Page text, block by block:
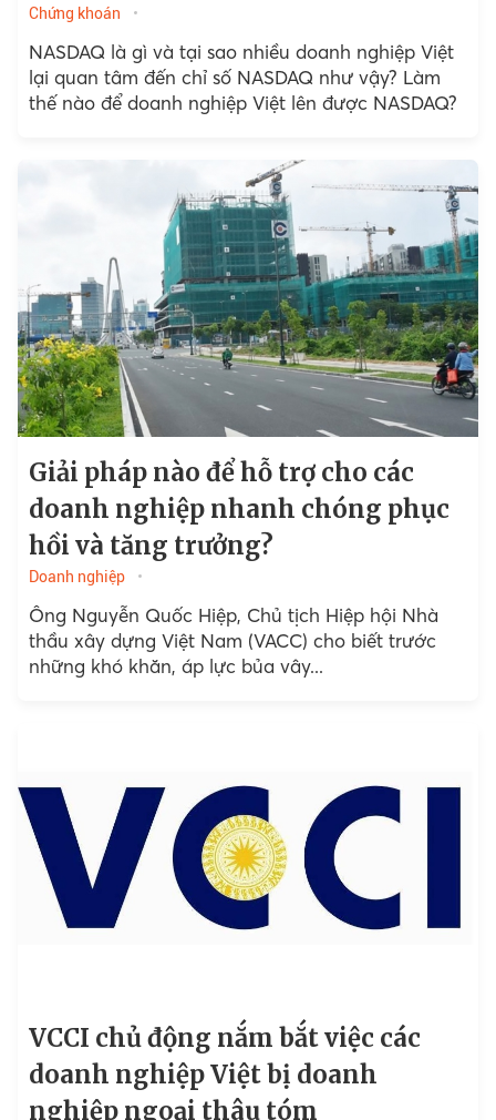
Chứng khoán
NASDAQ là gì và tại sao nhiều doanh nghiệp Việt
lại quan tâm đến chỉ số NASDAQ như vậy? Làm
thế nào để doanh nghiệp Việt lên được NASDAQ?
Giải pháp nào để hỗ trợ cho các
doanh nghiệp nhanh chóng phục
hồi và tăng trưởng?
Doanh nghiệp
Ông Nguyễn Quốc Hiệp, Chủ tịch Hiệp hội Nhà
thầu xây dựng Việt Nam (VACC) cho biết trước
những khó khăn, áp lực bủa vây...
VCCI chủ động nắm bắt việc các
doanh nghiệp Việt bị doanh
nghiệp ngoại thâu tóm